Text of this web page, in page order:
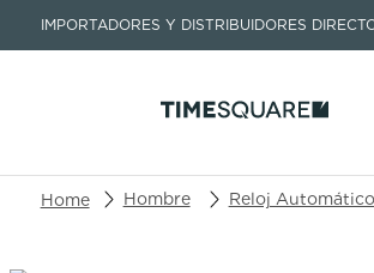
IMPORTADORES Y DISTRIBUIDORES
Buscar un producto o artículo
Hombre Reloj Automático